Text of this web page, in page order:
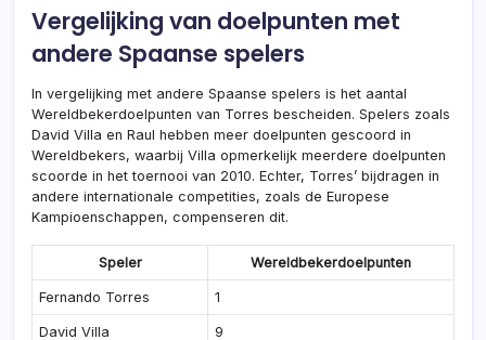
Vergelijking van doelpunten met
andere Spaanse spelers
In vergelijking met andere Spaanse spelers is het aantal
Wereldbekerdoelpunten van Torres bescheiden. Spelers zoals
David Villa en Raul hebben meer doelpunten gescoord in
Wereldbekers, waarbij Villa opmerkelijk meerdere doelpunten
scoorde in het toernooi van 2010. Echter, Torres’ bijdragen in
andere internationale competities, zoals de Europese
Kampioenschappen, compenseren dit.
Speler Wereldbekerdoelpunten
Fernando Torres 1
David Villa 9